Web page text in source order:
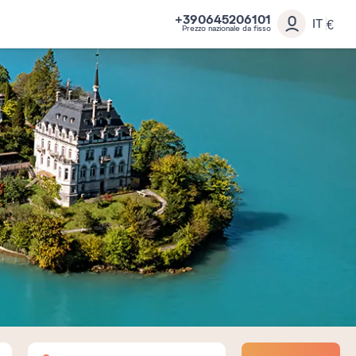
+390645206101
Prezzo nazionale da fisso IT €